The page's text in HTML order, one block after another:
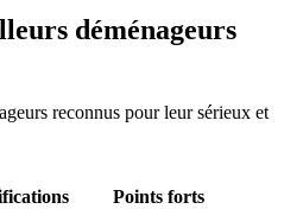
déménageurs
reconnus pour leur sérieux et
Points forts